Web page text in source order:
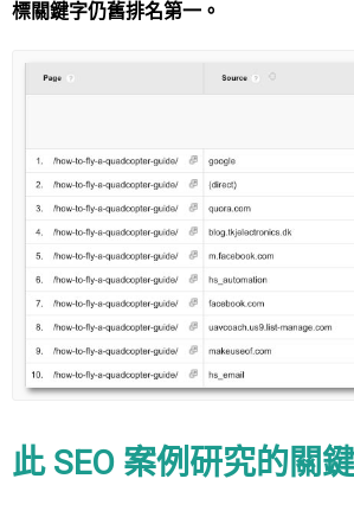
標關鍵字仍舊排名第一。
此 SEO 案例研究的關